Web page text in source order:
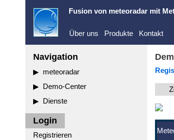
Fusion von meteoradar mit
Über uns Produkte Kontakt
Navigation
meteoradar
Demo-Center
Dienste
Login
Registrieren